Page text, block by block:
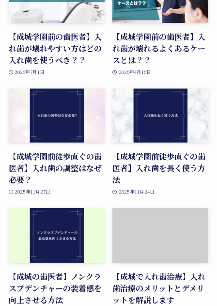
【成城学園前の歯医者】入
れ歯が壊れやすい方はどの
入れ歯を使うべき？？
2026年7月1日
【成城学園前の歯医者】入
れ歯が壊れるよくあるケー
スとは？？
2026年4月16日
【成城学園前徒歩直ぐの歯
医者】入れ歯の調整はなぜ
必要？
2025年11月27日
【成城学園前徒歩直ぐの歯
医者】入れ歯を長く使う方
法
2025年11月24日
【成城の歯医者】ノンクラ
スプデンチャーの装着感を
向上させる方法
【成城で入れ歯治療】入れ
歯治療のメリットとデメリ
ットを解説します